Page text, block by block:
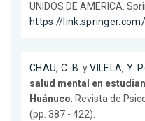
UNIDOS DE AMERICA.
https://
CHAU, C. B. yVILELA, Y. P.
salud mental en
Huánuco. Revista de
(pp. 387 - 422).